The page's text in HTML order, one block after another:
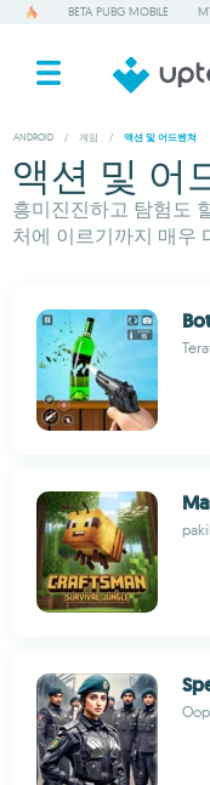
BETA PUBG MOBILE
ANDROID / 게임 / 액션 및 어드벤쳐
액션 및 어
흥미진진하고 탐험도
처에 이르기까지 매우